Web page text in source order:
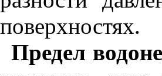
поверхностях.
Предел